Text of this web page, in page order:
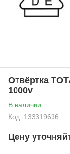
Отвёртка
1000v
В наличии
Код: 133319636
Цену